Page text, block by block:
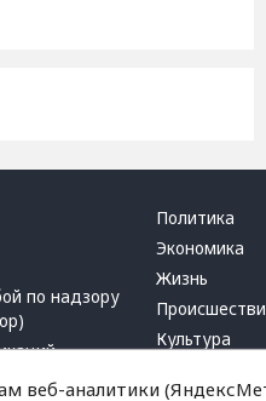
по надзору
Политика
Экономика
Жизнь
Культура
веб-аналитики